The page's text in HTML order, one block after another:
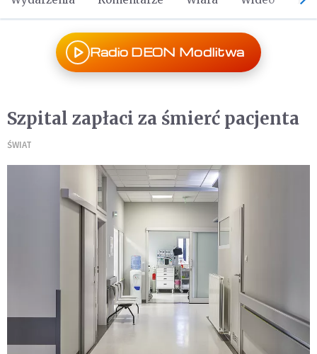
Radio DEON Modlitwa
Szpital zapłaci za śmierć pacjenta
ŚWIAT